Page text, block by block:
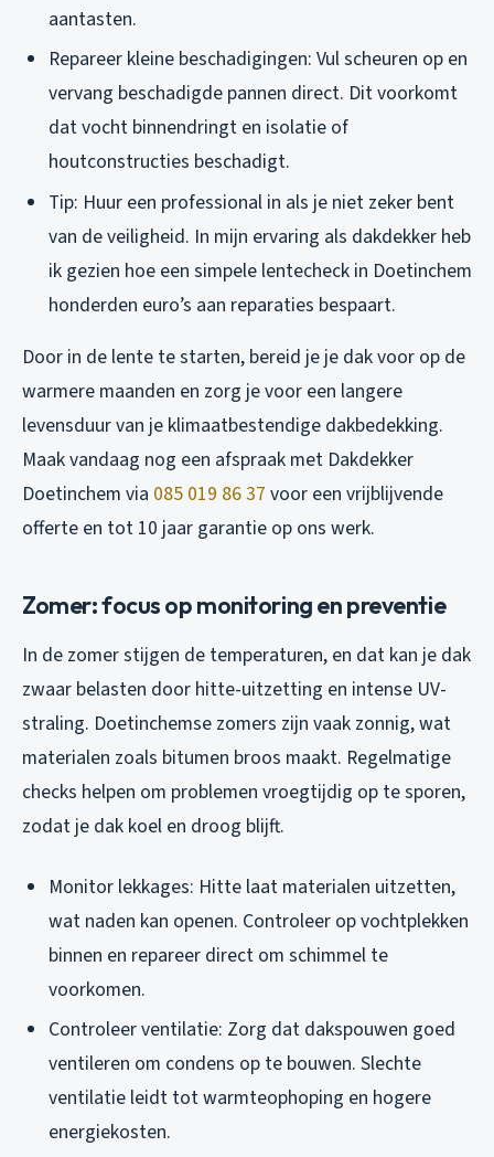
aantasten.
Repareer kleine beschadigingen: Vul scheuren op en
vervang beschadigde pannen direct. Dit voorkomt
dat vocht binnendringt en isolatie of
houtconstructies beschadigt.
Tip: Huur een professional in als je niet zeker bent
van de veiligheid. In mijn ervaring als dakdekker heb
ik gezien hoe een simpele lentecheck in Doetinchem
honderden euro’s aan reparaties bespaart.
Door in de lente te starten, bereid je je dak voor op de
warmere maanden en zorg je voor een langere
levensduur van je klimaatbestendige dakbedekking.
Maak vandaag nog een afspraak met Dakdekker
Doetinchem via 085 019 86 37 voor een vrijblijvende
offerte en tot 10 jaar garantie op ons werk.
Zomer: focus op monitoring en preventie
In de zomer stijgen de temperaturen, en dat kan je dak
zwaar belasten door hitte-uitzetting en intense UV-
straling. Doetinchemse zomers zijn vaak zonnig, wat
materialen zoals bitumen broos maakt. Regelmatige
checks helpen om problemen vroegtijdig op te sporen,
zodat je dak koel en droog blijft.
Monitor lekkages: Hitte laat materialen uitzetten,
wat naden kan openen. Controleer op vochtplekken
binnen en repareer direct om schimmel te
voorkomen.
Controleer ventilatie: Zorg dat dakspouwen goed
ventileren om condens op te bouwen. Slechte
ventilatie leidt tot warmteophoping en hogere
energiekosten.